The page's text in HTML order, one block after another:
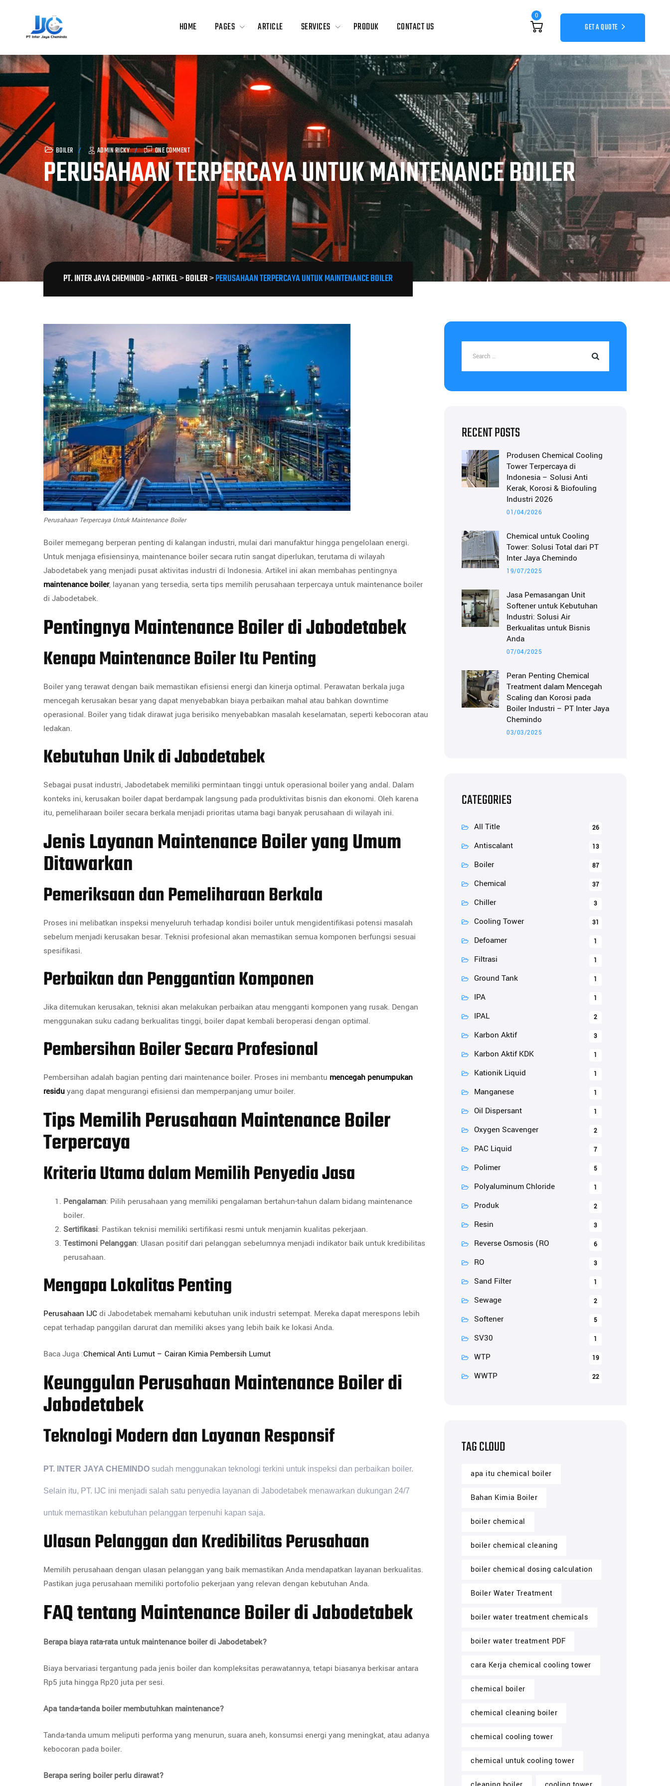
HOME PAGES ARTICLE SERVICES PRODUK CONTACT US
0
GET A QUOTE
BOILER ADMIN RICKY ONE COMMENT
PERUSAHAAN TERPERCAYA UNTUK MAINTENANCE BOILER
PT. INTER JAYA CHEMINDO>ARTIKEL>BOILER>PERUSAHAAN TERPERCAYA UNTUK MAINTENANCE BOILER
Perusahaan Terpercaya Untuk Maintenance Boiler
Boiler memegang berperan penting di kalangan industri, mulai dari manufaktur hingga pengelolaan energi.
Untuk menjaga efisiensinya, maintenance boiler secara rutin sangat diperlukan, terutama di wilayah
Jabodetabek yang menjadi pusat aktivitas industri di Indonesia. Artikel ini akan membahas pentingnya
maintenance boiler, layanan yang tersedia, serta tips memilih perusahaan terpercaya untuk maintenance boiler
di Jabodetabek.
Pentingnya Maintenance Boiler di Jabodetabek
Kenapa Maintenance Boiler Itu Penting
Boiler yang terawat dengan baik memastikan efisiensi energi dan kinerja optimal. Perawatan berkala juga
mencegah kerusakan besar yang dapat menyebabkan biaya perbaikan mahal atau bahkan downtime
operasional. Boiler yang tidak dirawat juga berisiko menyebabkan masalah keselamatan, seperti kebocoran atau
ledakan.
Kebutuhan Unik di Jabodetabek
Sebagai pusat industri, Jabodetabek memiliki permintaan tinggi untuk operasional boiler yang andal. Dalam
konteks ini, kerusakan boiler dapat berdampak langsung pada produktivitas bisnis dan ekonomi. Oleh karena
itu, pemeliharaan boiler secara berkala menjadi prioritas utama bagi banyak perusahaan di wilayah ini.
Jenis Layanan Maintenance Boiler yang Umum
Ditawarkan
Pemeriksaan dan Pemeliharaan Berkala
Proses ini melibatkan inspeksi menyeluruh terhadap kondisi boiler untuk mengidentifikasi potensi masalah
sebelum menjadi kerusakan besar. Teknisi profesional akan memastikan semua komponen berfungsi sesuai
spesifikasi.
Perbaikan dan Penggantian Komponen
Jika ditemukan kerusakan, teknisi akan melakukan perbaikan atau mengganti komponen yang rusak. Dengan
menggunakan suku cadang berkualitas tinggi, boiler dapat kembali beroperasi dengan optimal.
Pembersihan Boiler Secara Profesional
Pembersihan adalah bagian penting dari maintenance boiler. Proses ini membantu mencegah penumpukan
residuyang dapat mengurangi efisiensi dan memperpanjang umur boiler.
Tips Memilih Perusahaan Maintenance Boiler
Terpercaya
Kriteria Utama dalam Memilih Penyedia Jasa
Pengalaman: Pilih perusahaan yang memiliki pengalaman bertahun-tahun dalam bidang maintenance
boiler.
Sertifikasi: Pastikan teknisi memiliki sertifikasi resmi untuk menjamin kualitas pekerjaan.
Testimoni Pelanggan: Ulasan positif dari pelanggan sebelumnya menjadi indikator baik untuk kredibilitas
perusahaan.
Mengapa Lokalitas Penting
Perusahaan IJC di Jabodetabek memahami kebutuhan unik industri setempat. Mereka dapat merespons lebih
cepat terhadap panggilan darurat dan memiliki akses yang lebih baik ke lokasi Anda.
Baca Juga :Chemical Anti Lumut – Cairan Kimia Pembersih Lumut
Keunggulan Perusahaan Maintenance Boiler di
Jabodetabek
Teknologi Modern dan Layanan Responsif
PT. INTER JAYA CHEMINDO sudah menggunakan teknologi terkini untuk inspeksi dan perbaikan boiler.
Selain itu, PT. IJC ini menjadi salah satu penyedia layanan di Jabodetabek menawarkan dukungan 24/7
untuk memastikan kebutuhan pelanggan terpenuhi kapan saja.
Ulasan Pelanggan dan Kredibilitas Perusahaan
Memilih perusahaan dengan ulasan pelanggan yang baik memastikan Anda mendapatkan layanan berkualitas.
Pastikan juga perusahaan memiliki portofolio pekerjaan yang relevan dengan kebutuhan Anda.
FAQ tentang Maintenance Boiler di Jabodetabek
Berapa biaya rata-rata untuk maintenance boiler di Jabodetabek?
Biaya bervariasi tergantung pada jenis boiler dan kompleksitas perawatannya, tetapi biasanya berkisar antara
Rp5 juta hingga Rp20 juta per sesi.
Apa tanda-tanda boiler membutuhkan maintenance?
Tanda-tanda umum meliputi performa yang menurun, suara aneh, konsumsi energi yang meningkat, atau adanya
kebocoran pada boiler.
Berapa sering boiler perlu dirawat?
RECENT POSTS
Produsen Chemical Cooling
Tower Terpercaya di
Indonesia – Solusi Anti
Kerak, Korosi & Biofouling
Industri 2026
01/04/2026
Chemical untuk Cooling
Tower: Solusi Total dari PT
Inter Jaya Chemindo
19/07/2025
Jasa Pemasangan Unit
Softener untuk Kebutuhan
Industri: Solusi Air
Berkualitas untuk Bisnis
Anda
07/04/2025
Peran Penting Chemical
Treatment dalam Mencegah
Scaling dan Korosi pada
Boiler Industri – PT Inter Jaya
Chemindo
03/03/2025
CATEGORIES
All Title 26
Antiscalant 13
Boiler 87
Chemical 37
Chiller 3
Cooling Tower 31
Defoamer 1
Filtrasi 1
Ground Tank 1
IPA 1
IPAL 2
Karbon Aktif 3
Karbon Aktif KDK 1
Kationik Liquid 1
Manganese 1
Oil Dispersant 1
Oxygen Scavenger 2
PAC Liquid 7
Polimer 5
Polyaluminum Chloride 1
Produk 2
Resin 3
Reverse Osmosis (RO 6
RO 3
Sand Filter 1
Sewage 2
Softener 5
SV30 1
WTP 19
WWTP 22
TAG CLOUD
apa itu chemical boiler
Bahan Kimia Boiler
boiler chemical
boiler chemical cleaning
boiler chemical dosing calculation
Boiler Water Treatment
boiler water treatment chemicals
boiler water treatment PDF
cara Kerja chemical cooling tower
chemical boiler
chemical cleaning boiler
chemical cooling tower
chemical untuk cooling tower